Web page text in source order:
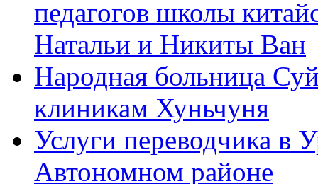
педагогов школы
Натальи и Никиты Ван
Народная больница
клиникам Хуньчуня
Услуги переводчика в
Автономном районе